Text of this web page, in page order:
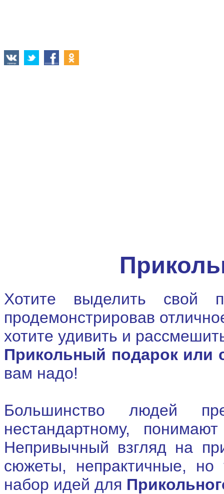
Хотите выделить свой
продемонстрировав
хотите удивить и
Прикольный подарок или
вам надо!
Большинство людей
нестандартному,
Непривычный взгляд на
сюжеты, непрактичные,
набор идей для